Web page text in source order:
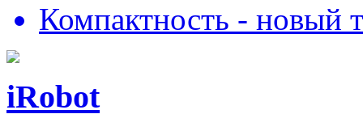
Компактность - новый
iRobot